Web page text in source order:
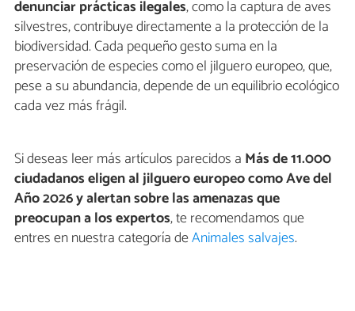
denunciar prácticas ilegales, como la captura de aves
silvestres, contribuye directamente a la protección de la
biodiversidad. Cada pequeño gesto suma en la
preservación de especies como el jilguero europeo, que,
pese a su abundancia, depende de un equilibrio ecológico
cada vez más frágil.
Si deseas leer más artículos parecidos a Más de 11.000
ciudadanos eligen al jilguero europeo como Ave del
Año 2026 y alertan sobre las amenazas que
preocupan a los expertos, te recomendamos que
entres en nuestra categoría deAnimales salvajes.